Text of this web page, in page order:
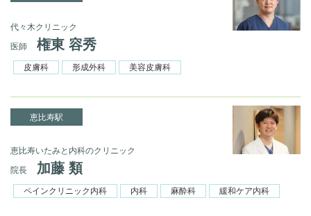
代々木クリニック
医師
権東 容秀
皮膚科 形成外科 美容皮膚科
恵比寿駅
恵比寿いたみと内科のクリニック
院長
加藤 類
ペインクリニック内科 内科 麻酔科 緩和ケア内科